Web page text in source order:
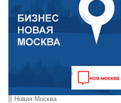
Новая Москва